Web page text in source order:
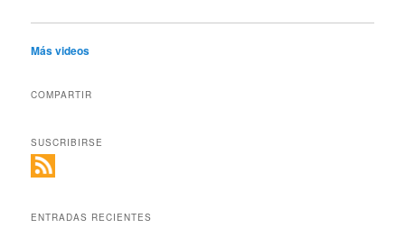
Más videos
COMPARTIR
SUSCRIBIRSE
ENTRADAS RECIENTES